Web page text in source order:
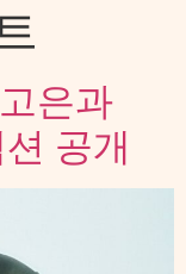
은과
공개